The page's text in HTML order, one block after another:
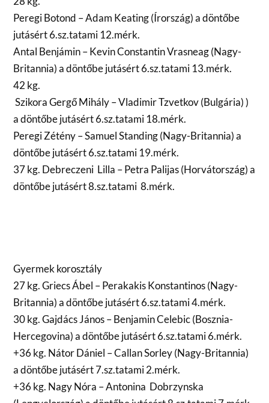
Peregi Botond – Adam Keating (Írország) a döntőbe
jutásért 6.sz.tatami 12.mérk.
Antal Benjámin – Kevin Constantin Vrasneag (Nagy-
Britannia) a döntőbe jutásért 6.sz.tatami 13.mérk.
42 kg.
Szikora Gergő Mihály – Vladimir Tzvetkov (Bulgária) )
a döntőbe jutásért 6.sz.tatami 18.mérk.
Peregi Zétény – Samuel Standing (Nagy-Britannia) a
döntőbe jutásért 6.sz.tatami 19.mérk.
37 kg. Debreczeni Lilla – Petra Palijas (Horvátország) a
döntőbe jutásért 8.sz.tatami 8.mérk.
Gyermek korosztály
27 kg. Griecs Ábel – Perakakis Konstantinos (Nagy-
Britannia) a döntőbe jutásért 6.sz.tatami 4.mérk.
30 kg. Gajdács János – Benjamin Celebic (Bosznia-
Hercegovina) a döntőbe jutásért 6.sz.tatami 6.mérk.
+36 kg. Nátor Dániel – Callan Sorley (Nagy-Britannia)
a döntőbe jutásért 7.sz.tatami 2.mérk.
+36 kg. Nagy Nóra – Antonina Dobrzynska